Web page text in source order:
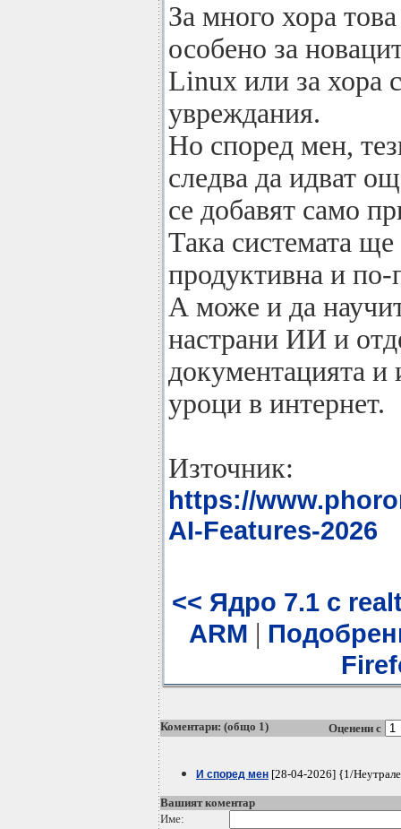
За много хора
особено за
Linux или за хора
увреждания.
Но според мен,
следва да идват
се добавят само
Така системата
продуктивна и по-
А може и да
настрани ИИ и
документацията и
уроци в интернет.
Източник:
https://
AI-Features-2026
<< Ядро 7.1 с
ARM |
Коментари: (общо 1) Оценени с
И според мен [28-04-2026] {1/
Вашият коментар
Име: